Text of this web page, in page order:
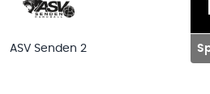
ASV Senden 2